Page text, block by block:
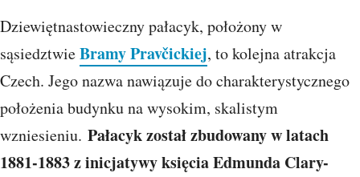
Dziewiętnastowieczny pałacyk, położony w
sąsiedztwieBramy Pravčickiej, to kolejna atrakcja
Czech. Jego nazwa nawiązuje do charakterystycznego
położenia budynku na wysokim, skalistym
wzniesieniu. Pałacyk został zbudowany w latach
1881-1883 z inicjatywy księcia Edmunda Clary-